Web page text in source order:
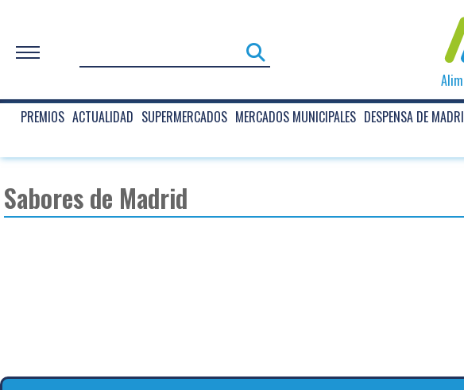
PREMIOS ACTUALIDAD SUPERMERCADOS MERCADOS MUNICIPALES DESPENSA DE
Sabores de Madrid